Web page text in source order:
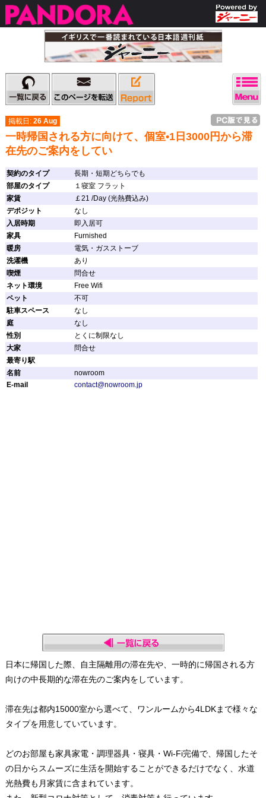
掲載日: 26 Aug
一時帰国される方に向けて、個室•1日3000円から滞
在先のご案内をしてい
契約のタイプ
長期・短期どちらでも
部屋のタイプ
１寝室 フラット
家賃
￡21 /Day (光熱費込み)
デポジット
なし
入居時期
即入居可
家具
Furnished
暖房
電気・ガスストーブ
洗濯機
あり
喫煙
問合せ
ネット環境
Free Wifi
ペット
不可
駐車スペース
なし
庭
なし
性別
とくに制限なし
大家
問合せ
最寄り駅
名前
nowroom
E-mail
contact@nowroom.jp
日本に帰国した際、自主隔離用の滞在先や、一時的に帰国される方
向けの中長期的な滞在先のご案内をしています。
滞在先は都内15000室から選べて、ワンルームから4LDKまで様々な
タイプを用意していています。
どのお部屋も家具家電・調理器具・寝具・Wi-Fi完備で、帰国したそ
の日からスムーズに生活を開始することができるだけでなく、水道
光熱費も月家賃に含まれています。